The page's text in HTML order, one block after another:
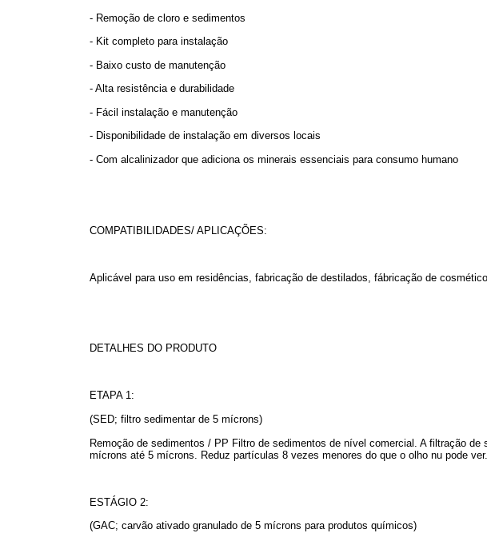
- Remoção de cloro e sedimentos
- Kit completo para instalação
- Baixo custo de manutenção
- Alta resistência e durabilidade
- Fácil instalação e manutenção
- Disponibilidade de instalação em diversos locais
- Com alcalinizador que adiciona os minerais essenciais para consumo humano
COMPATIBILIDADES/ APLICAÇÕES:
Aplicável para uso em residências, fabricação de destilados, fábricação de
DETALHES DO PRODUTO
ETAPA 1:
(SED; filtro sedimentar de 5 mícrons)
Remoção de sedimentos / PP Filtro de sedimentos de nível comercial. A filtração
mícrons até 5 mícrons. Reduz partículas 8 vezes menores do que o olho nu pode ver.
ESTÁGIO 2:
(GAC; carvão ativado granulado de 5 mícrons para produtos químicos)